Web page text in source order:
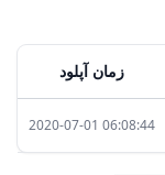
زمان آپلود
2020-07-01 06:08:44